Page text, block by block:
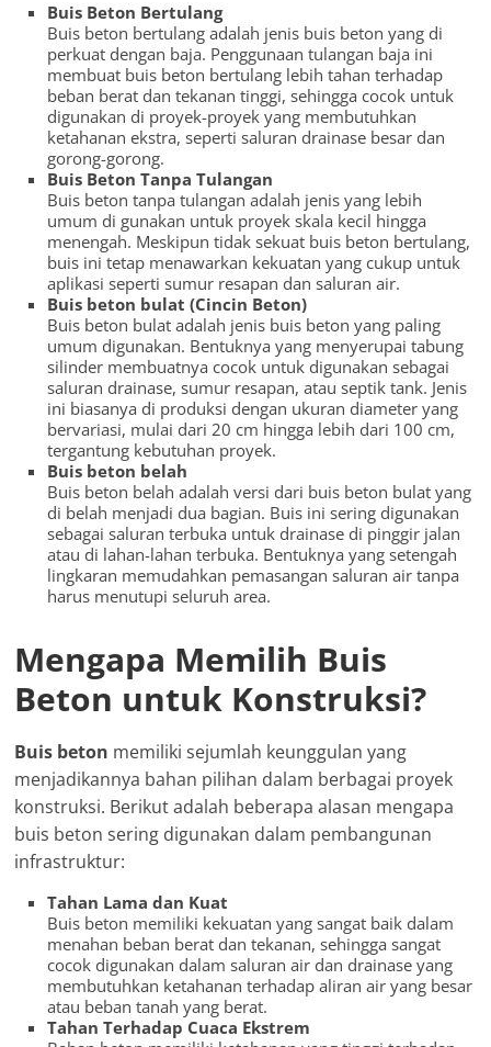
Buis Beton Bertulang
Buis beton bertulang adalah jenis buis beton yang di
perkuat dengan baja. Penggunaan tulangan baja ini
membuat buis beton bertulang lebih tahan terhadap
beban berat dan tekanan tinggi, sehingga cocok untuk
digunakan di proyek-proyek yang membutuhkan
ketahanan ekstra, seperti saluran drainase besar dan
gorong-gorong.
Buis Beton Tanpa Tulangan
Buis beton tanpa tulangan adalah jenis yang lebih
umum di gunakan untuk proyek skala kecil hingga
menengah. Meskipun tidak sekuat buis beton bertulang,
buis ini tetap menawarkan kekuatan yang cukup untuk
aplikasi seperti sumur resapan dan saluran air.
Buis beton bulat (Cincin Beton)
Buis beton bulat adalah jenis buis beton yang paling
umum digunakan. Bentuknya yang menyerupai tabung
silinder membuatnya cocok untuk digunakan sebagai
saluran drainase, sumur resapan, atau septik tank. Jenis
ini biasanya di produksi dengan ukuran diameter yang
bervariasi, mulai dari 20 cm hingga lebih dari 100 cm,
tergantung kebutuhan proyek.
Buis beton belah
Buis beton belah adalah versi dari buis beton bulat yang
di belah menjadi dua bagian. Buis ini sering digunakan
sebagai saluran terbuka untuk drainase di pinggir jalan
atau di lahan-lahan terbuka. Bentuknya yang setengah
lingkaran memudahkan pemasangan saluran air tanpa
harus menutupi seluruh area.
Mengapa Memilih Buis
Beton untuk Konstruksi?
Buis beton memiliki sejumlah keunggulan yang
menjadikannya bahan pilihan dalam berbagai proyek
konstruksi. Berikut adalah beberapa alasan mengapa
buis beton sering digunakan dalam pembangunan
infrastruktur:
Tahan Lama dan Kuat
Buis beton memiliki kekuatan yang sangat baik dalam
menahan beban berat dan tekanan, sehingga sangat
cocok digunakan dalam saluran air dan drainase yang
membutuhkan ketahanan terhadap aliran air yang besar
atau beban tanah yang berat.
Tahan Terhadap Cuaca Ekstrem